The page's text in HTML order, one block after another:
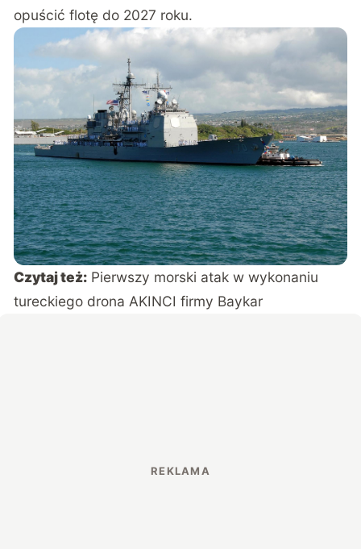
opuścić flotę do 2027 roku.
Czytaj też: Pierwszy morski atak w wykonaniu
tureckiego drona AKINCI firmy Baykar